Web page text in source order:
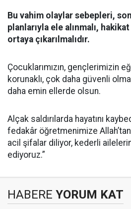
Bu vahim olaylar sebepleri,
planlarıyla ele alınmalı,
ortaya çıkarılmalıdır.
Çocuklarımızın, gençlerimizin
korunaklı, çok daha güvenli
daha emin ellerde olsun.
Alçak saldırılarda hayatını
fedakâr öğretmenimize Allah’tan
acil şifalar diliyor, kederli
ediyoruz.”
HABERE YORUM KAT